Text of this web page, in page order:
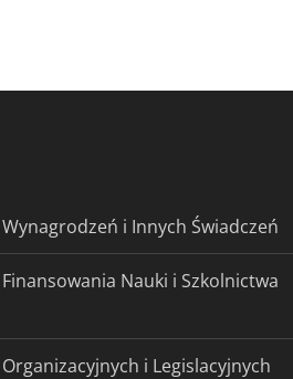
i Innych Świadczeń
Nauki i Szkolnictwa
i Legislacyjnych